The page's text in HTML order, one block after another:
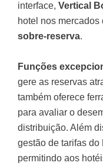
interface, Vertical
hotel nos
sobre-reserva.
Funções
gere as reservas
também oferece
para avaliar o
distribuição. Além
gestão de tarifas do
permitindo aos